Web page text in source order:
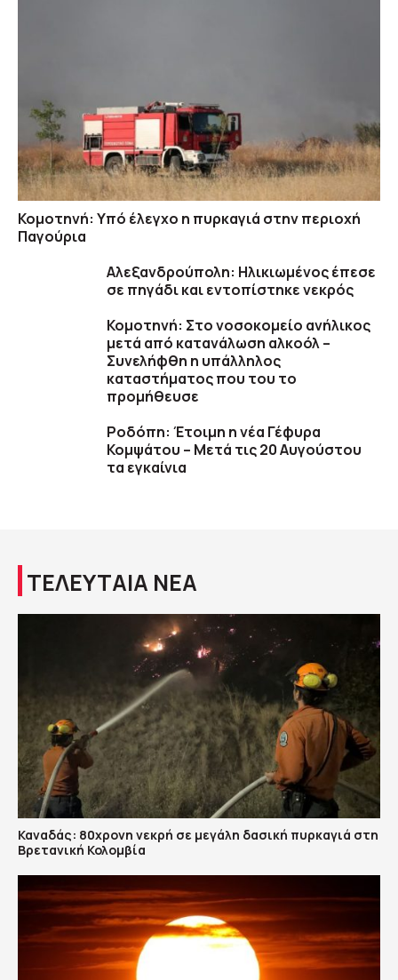
Κομοτηνή: Υπό έλεγχο η πυρκαγιά στην περιοχή
Παγούρια
Αλεξανδρούπολη: Ηλικιωμένος έπεσε
σε πηγάδι και εντοπίστηκε νεκρός
Κομοτηνή: Στο νοσοκομείο ανήλικος
μετά από κατανάλωση αλκοόλ –
Συνελήφθη η υπάλληλος
καταστήματος που του το
προμήθευσε
Ροδόπη: Έτοιμη η νέα Γέφυρα
Κομψάτου – Μετά τις 20 Αυγούστου
τα εγκαίνια
ΤΕΛΕΥΤΑΙΑ ΝΕΑ
Καναδάς: 80χρονη νεκρή σε μεγάλη δασική πυρκαγιά στη
Βρετανική Κολομβία